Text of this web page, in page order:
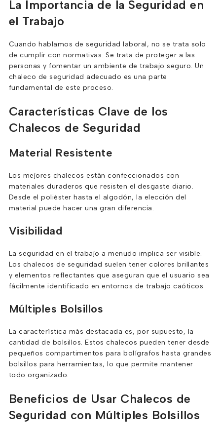
La Importancia de la Seguridad en
el Trabajo
Cuando hablamos de seguridad laboral, no se trata solo
de cumplir con normativas. Se trata de proteger a las
personas y fomentar un ambiente de trabajo seguro. Un
chaleco de seguridad adecuado es una parte
fundamental de este proceso.
Características Clave de los
Chalecos de Seguridad
Material Resistente
Los mejores chalecos están confeccionados con
materiales duraderos que resisten el desgaste diario.
Desde el poliéster hasta el algodón, la elección del
material puede hacer una gran diferencia.
Visibilidad
La seguridad en el trabajo a menudo implica ser visible.
Los chalecos de seguridad suelen tener colores brillantes
y elementos reflectantes que aseguran que el usuario sea
fácilmente identificado en entornos de trabajo caóticos.
Múltiples Bolsillos
La característica más destacada es, por supuesto, la
cantidad de bolsillos. Estos chalecos pueden tener desde
pequeños compartimentos para bolígrafos hasta grandes
bolsillos para herramientas, lo que permite mantener
todo organizado.
Beneficios de Usar Chalecos de
Seguridad con Múltiples Bolsillos